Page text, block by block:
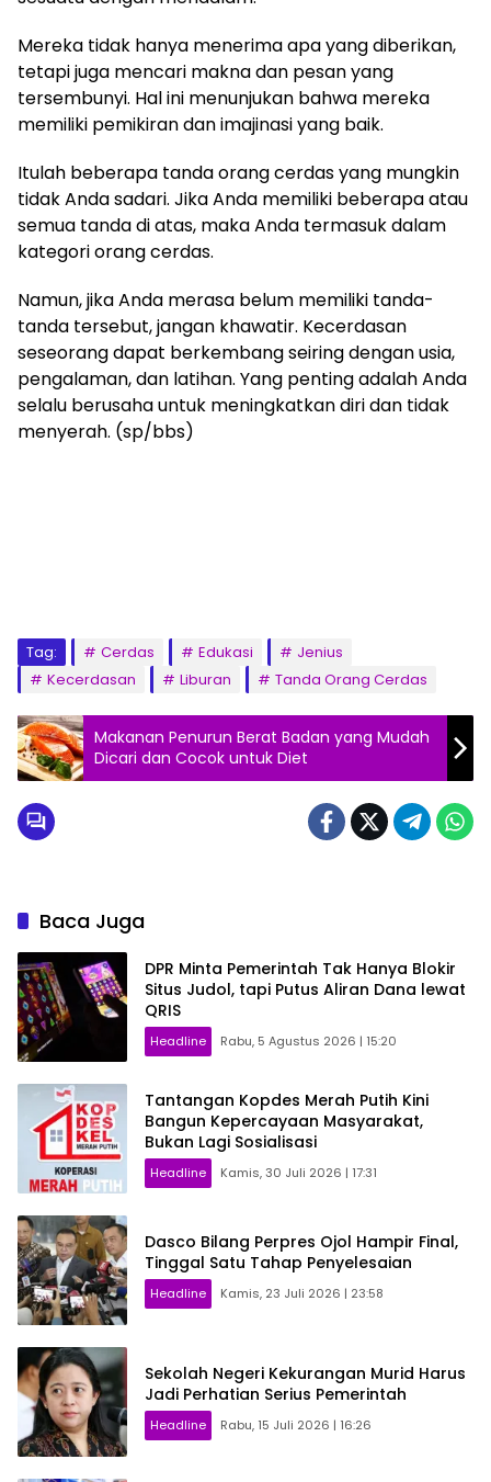
Mereka tidak hanya menerima apa yang diberikan,
tetapi juga mencari makna dan pesan yang
tersembunyi. Hal ini menunjukan bahwa mereka
memiliki pemikiran dan imajinasi yang baik.
Itulah beberapa tanda orang cerdas yang mungkin
tidak Anda sadari. Jika Anda memiliki beberapa atau
semua tanda di atas, maka Anda termasuk dalam
kategori orang cerdas.
Namun, jika Anda merasa belum memiliki tanda-
tanda tersebut, jangan khawatir. Kecerdasan
seseorang dapat berkembang seiring dengan usia,
pengalaman, dan latihan. Yang penting adalah Anda
selalu berusaha untuk meningkatkan diri dan tidak
menyerah. (sp/bbs)
Tag: Cerdas Edukasi
Jenius
Kecerdasan
Liburan Tanda Orang Cerdas
Makanan Penurun Berat Badan yang Mudah
Dicari dan Cocok untuk Diet
Baca Juga
DPR Minta Pemerintah Tak Hanya Blokir
Situs Judol, tapi Putus Aliran Dana lewat
QRIS
Headline Rabu, 5 Agustus 2026 | 15:20
Tantangan Kopdes Merah Putih Kini
Bangun Kepercayaan Masyarakat,
Bukan Lagi Sosialisasi
Headline Kamis, 30 Juli 2026 | 17:31
Dasco Bilang Perpres Ojol Hampir Final,
Tinggal Satu Tahap Penyelesaian
Headline Kamis, 23 Juli 2026 | 23:58
Sekolah Negeri Kekurangan Murid Harus
Jadi Perhatian Serius Pemerintah
Headline Rabu, 15 Juli 2026 | 16:26